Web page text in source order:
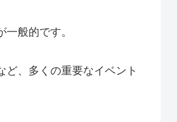
般的です。
ど、多くの重要なイベント